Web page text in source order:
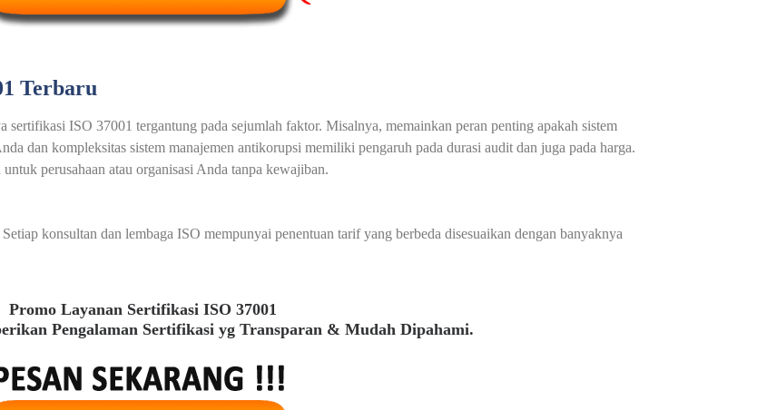
Terbaru
sertifikasi ISO 37001 tergantung pada sejumlah faktor. Misalnya, memainkan peran penting apakah sistem
dan kompleksitas sistem manajemen antikorupsi memiliki pengaruh pada durasi audit dan juga pada harga.
perusahaan atau organisasi Anda tanpa kewajiban.
konsultan dan lembaga ISO mempunyai penentuan tarif yang berbeda disesuaikan dengan banyaknya
Promo Layanan Sertifikasi ISO 37001
Pengalaman Sertifikasi yg Transparan & Mudah Dipahami.